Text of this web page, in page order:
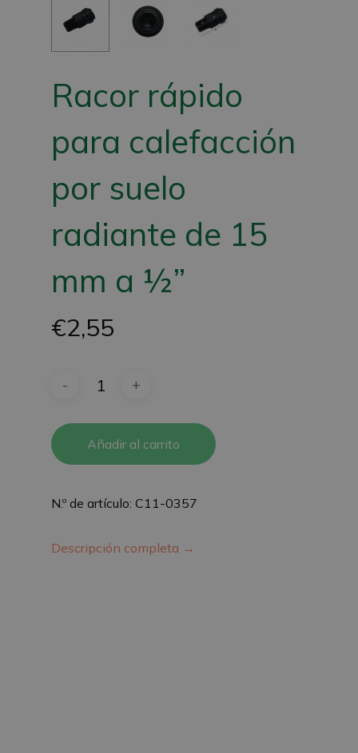
Racor rápido
para calefacción
por suelo
radiante de 15
mm a ½”
€2,55
Añadir al carrito
N.º de artículo: C11-0357
Descripción completa →